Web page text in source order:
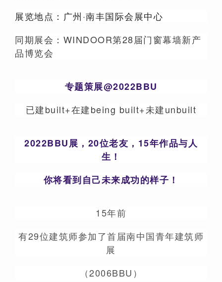
展览地点：广州·南丰国际会展中心
同期展会：WINDOOR第28届门窗幕墙新产
品博览会
专题策展@2022BBU
已建built+在建being built+未建unbuilt
2022BBU展，20位老友，15年作品与人
生！
你将看到自己未来成功的样子！
15年前
有29位建筑师参加了首届南中国青年建筑师
展
（2006BBU）